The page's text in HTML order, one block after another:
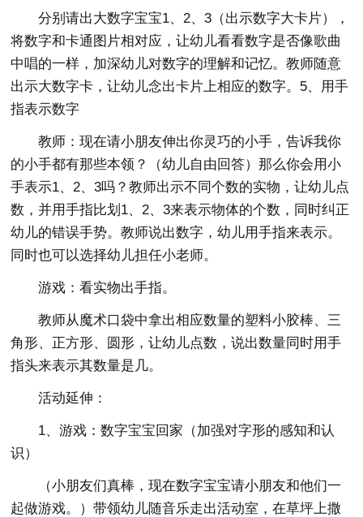
分别请出大数字宝宝1、2、3（出示数字大卡片），
将数字和卡通图片相对应，让幼儿看看数字是否像歌曲
中唱的一样，加深幼儿对数字的理解和记忆。教师随意
出示大数字卡，让幼儿念出卡片上相应的数字。5、用手
指表示数字
教师：现在请小朋友伸出你灵巧的小手，告诉我你
的小手都有那些本领？（幼儿自由回答）那么你会用小
手表示1、2、3吗？教师出示不同个数的实物，让幼儿点
数，并用手指比划1、2、3来表示物体的个数，同时纠正
幼儿的错误手势。教师说出数字，幼儿用手指来表示。
同时也可以选择幼儿担任小老师。
游戏：看实物出手指。
教师从魔术口袋中拿出相应数量的塑料小胶棒、三
角形、正方形、圆形，让幼儿点数，说出数量同时用手
指头来表示其数量是几。
活动延伸：
1、游戏：数字宝宝回家（加强对字形的感知和认
识）
（小朋友们真棒，现在数字宝宝请小朋友和他们一
起做游戏。）带领幼儿随音乐走出活动室，在草坪上撒